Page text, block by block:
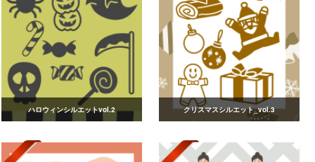
ハロウィンシルエットvol.2 クリスマスシルエット_vol.3